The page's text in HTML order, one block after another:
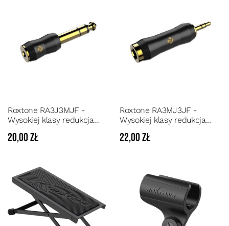
Roxtone RA3J3MJF -
Wysokiej klasy redukcja
Gniazdo Jack 3,5mm
20,00 zł
Roxtone RA3MJ3JF -
Wysokiej klasy redukcja
Gniazdo Jack 6,3mm
22,00 zł